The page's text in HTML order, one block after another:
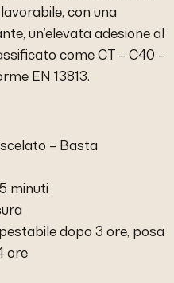
con una
un’elevata adesione al
come CT – C40 –
EN 13813.
– Basta
minuti
dopo 3 ore, posa
ore